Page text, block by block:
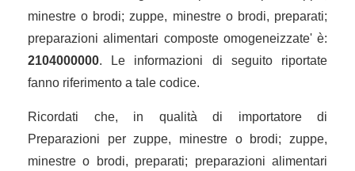
minestre o brodi; zuppe, minestre o brodi, preparati;
preparazioni alimentari composte omogeneizzate' è:
2104000000. Le informazioni di seguito riportate
fanno riferimento a tale codice.
Ricordati che, in qualità di importatore di
Preparazioni per zuppe, minestre o brodi; zuppe,
minestre o brodi, preparati; preparazioni alimentari